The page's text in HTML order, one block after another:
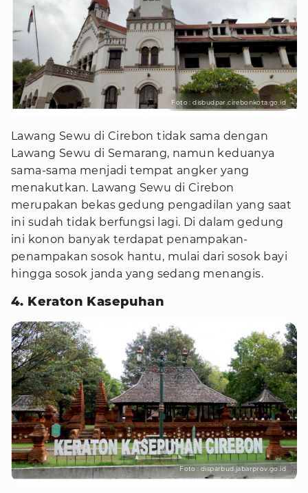
Foto : disbudpar.cirebonkota.go.id
Lawang Sewu di Cirebon tidak sama dengan
Lawang Sewu di Semarang, namun keduanya
sama-sama menjadi tempat angker yang
menakutkan. Lawang Sewu di Cirebon
merupakan bekas gedung pengadilan yang saat
ini sudah tidak berfungsi lagi. Di dalam gedung
ini konon banyak terdapat penampakan-
penampakan sosok hantu, mulai dari sosok bayi
hingga sosok janda yang sedang menangis.
4. Keraton Kasepuhan
Foto : disparbud.jabarprov.go.id